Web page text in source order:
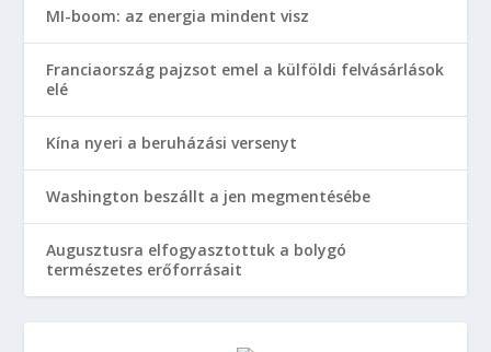
MI-boom: az energia mindent visz
Franciaország pajzsot emel a külföldi felvásárlások
elé
Kína nyeri a beruházási versenyt
Washington beszállt a jen megmentésébe
Augusztusra elfogyasztottuk a bolygó
természetes erőforrásait